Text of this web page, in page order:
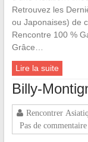
Retrouvez les
ou Japonaises) de
Rencontre 100 %
Grâce…
Lire la suite
Billy-
Rencontrer
Pas de commentaire